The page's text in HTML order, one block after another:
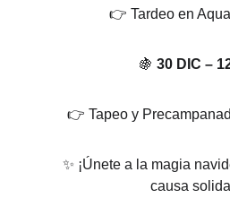
👉 Tardeo en
🍇 30 DIC –
👉 Tapeo y
✨ ¡Únete a la magia
causa